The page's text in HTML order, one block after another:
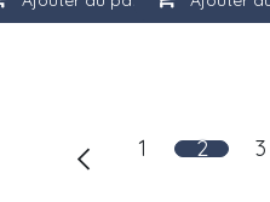
1 2 3